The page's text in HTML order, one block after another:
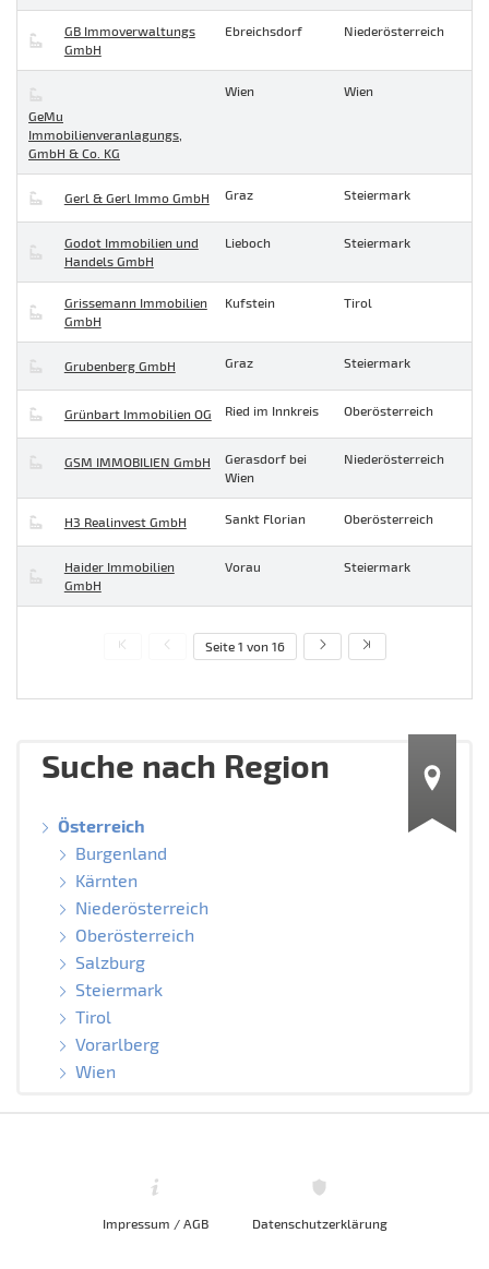
GB Immoverwaltungs
GmbH
Ebreichsdorf Niederösterreich
GeMu
Immobilienveranlagungs,
GmbH & Co. KG
Wien Wien
Gerl & Gerl Immo GmbH Graz Steiermark
Godot Immobilien und
Handels GmbH
Lieboch Steiermark
Grissemann Immobilien
GmbH
Kufstein Tirol
Grubenberg GmbH Graz Steiermark
Grünbart Immobilien OG Ried im Innkreis Oberösterreich
GSM IMMOBILIEN GmbH
Gerasdorf bei
Wien
Niederösterreich
H3 Realinvest GmbH Sankt Florian Oberösterreich
Haider Immobilien
GmbH
Vorau Steiermark
Seite 1 von 16
Suche nach Region
Österreich
Burgenland
Kärnten
Niederösterreich
Oberösterreich
Salzburg
Steiermark
Tirol
Vorarlberg
Wien
Impressum / AGB Datenschutzerklärung